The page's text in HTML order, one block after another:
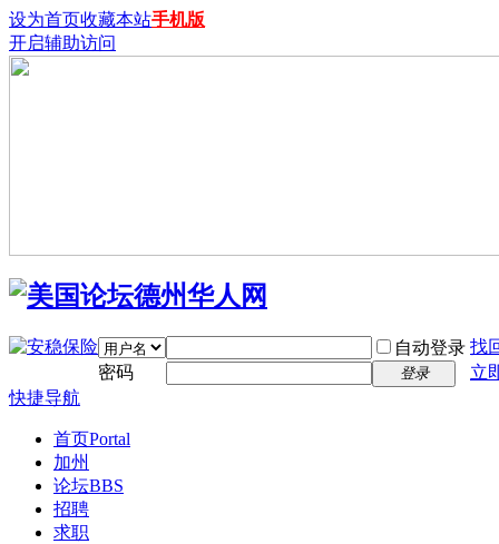
设为首页收藏本站手机版
开启辅助访问
自动登录 找
密码
登录
立
快捷导航
首页Portal
加州
论坛BBS
招聘
求职